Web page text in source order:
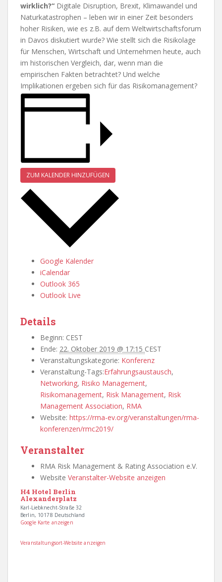
wirklich?“ Digitale Disruption, Brexit, Klimawandel und
Naturkatastrophen – leben wir in einer Zeit besonders
hoher Risiken, wie es z.B. auf dem Weltwirtschaftsforum
in Davos diskutiert wurde? Wie stellt sich die Risikolage
für Menschen, Wirtschaft und Unternehmen heute, auch
im historischen Vergleich, dar, wenn man die
empirischen Fakten betrachtet? Und welche
Implikationen ergeben sich für das Risikomanagement?
ZUM KALENDER HINZUFÜGEN
Google Kalender
iCalendar
Outlook 365
Outlook Live
Details
Beginn: CEST
Ende: 22. Oktober 2019 @ 17:15 CEST
Veranstaltungskategorie: Konferenz
Veranstaltung-Tags:Erfahrungsaustausch,
Networking, Risiko Management,
Risikomanagement, Risk Management, Risk
Management Association, RMA
Website: https://rma-ev.org/veranstaltungen/rma-
konferenzen/rmc2019/
Veranstalter
RMA Risk Management & Rating Association e.V.
Website Veranstalter-Website anzeigen
H4 Hotel Berlin
Alexanderplatz
Karl-Liebknecht-Straße 32
Berlin, 10178 Deutschland
Google Karte anzeigen
Veranstaltungsort-Website anzeigen